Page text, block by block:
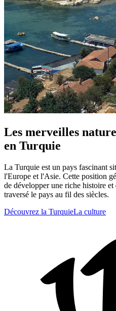
Les merveilles
en Turquie
La Turquie est un pays fascinant
l'Europe et l'Asie. Cette position
de développer une riche histoire
traversé le pays au fil des siècles.
Découvrez la TurquieLa culture